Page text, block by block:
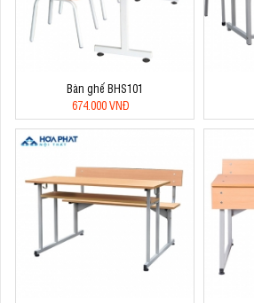
Bàn ghế BHS101
674.000 VNĐ